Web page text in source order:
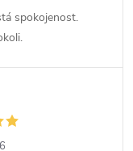
spokojenost.